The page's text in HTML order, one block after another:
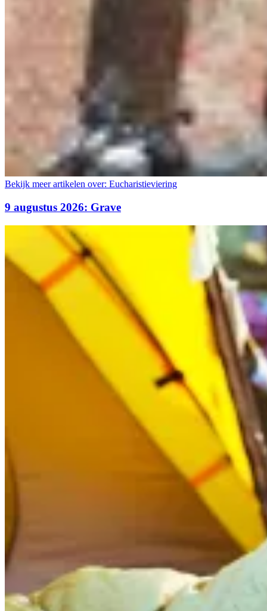
Bekijk meer artikelen over: Eucharistieviering
9 augustus 2026: Grave